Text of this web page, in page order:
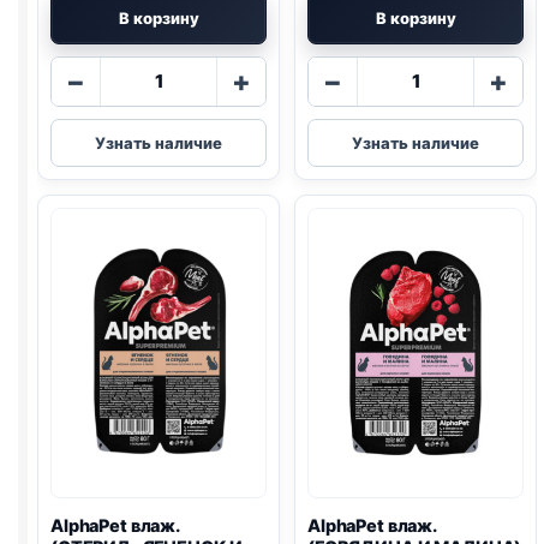
В корзину
−
Количество
AlphaPet
влаж.
(СТЕРИЛ.,
80г
+
Узнать наличие
В корзину
−
Количество
AlphaPet
влаж.
(КОТЯТА,
80г
+
Узнать наличие
AlphaPet влаж.
AlphaPet влаж.